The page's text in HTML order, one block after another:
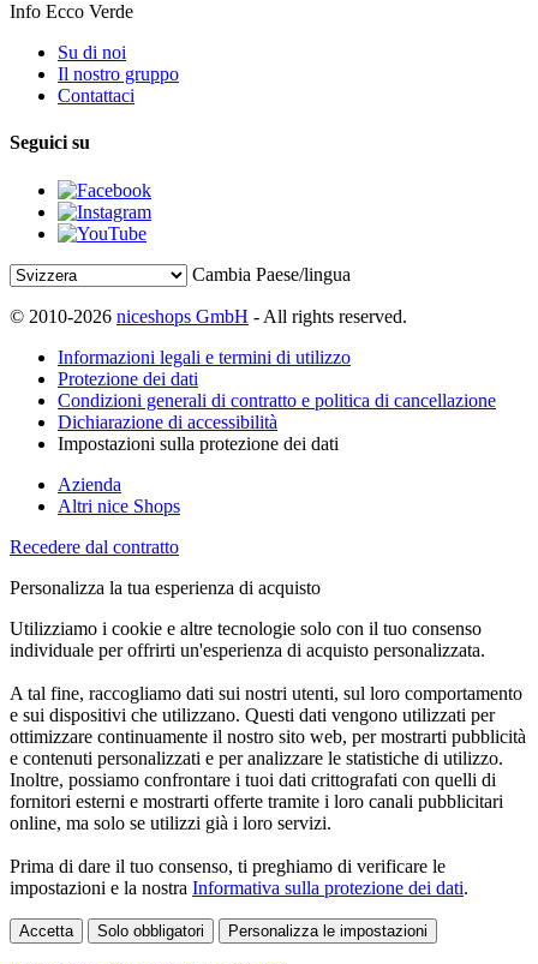
Info Ecco Verde
Su di noi
Il nostro gruppo
Contattaci
Seguici su
Cambia Paese/lingua
© 2010-2026 niceshops GmbH - All rights reserved.
Informazioni legali e termini di utilizzo
Protezione dei dati
Condizioni generali di contratto e politica di cancellazione
Dichiarazione di accessibilità
Impostazioni sulla protezione dei dati
Azienda
Altri nice Shops
Recedere dal contratto
Personalizza la tua esperienza di acquisto
Utilizziamo i cookie e altre tecnologie solo con il tuo consenso
individuale per offrirti un'esperienza di acquisto personalizzata.
A tal fine, raccogliamo dati sui nostri utenti, sul loro comportamento
e sui dispositivi che utilizzano. Questi dati vengono utilizzati per
ottimizzare continuamente il nostro sito web, per mostrarti pubblicità
e contenuti personalizzati e per analizzare le statistiche di utilizzo.
Inoltre, possiamo confrontare i tuoi dati crittografati con quelli di
fornitori esterni e mostrarti offerte tramite i loro canali pubblicitari
online, ma solo se utilizzi già i loro servizi.
Prima di dare il tuo consenso, ti preghiamo di verificare le
impostazioni e la nostra Informativa sulla protezione dei dati.
Accetta Solo obbligatori Personalizza le impostazioni